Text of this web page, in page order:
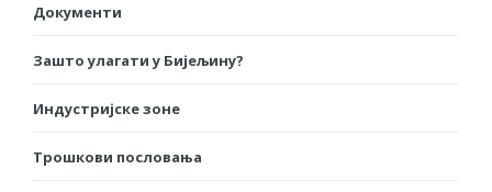
Документи
Зашто улагати у Бијељину?
Индустријске зоне
Трошкови пословања